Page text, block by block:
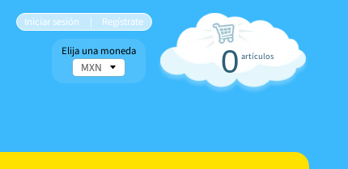
Iniciar sesión | Regístrate
0 artículos
Elija una moneda